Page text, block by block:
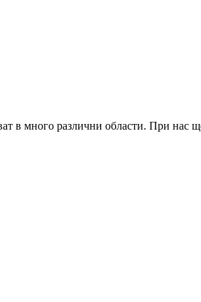
в много различни области. При нас